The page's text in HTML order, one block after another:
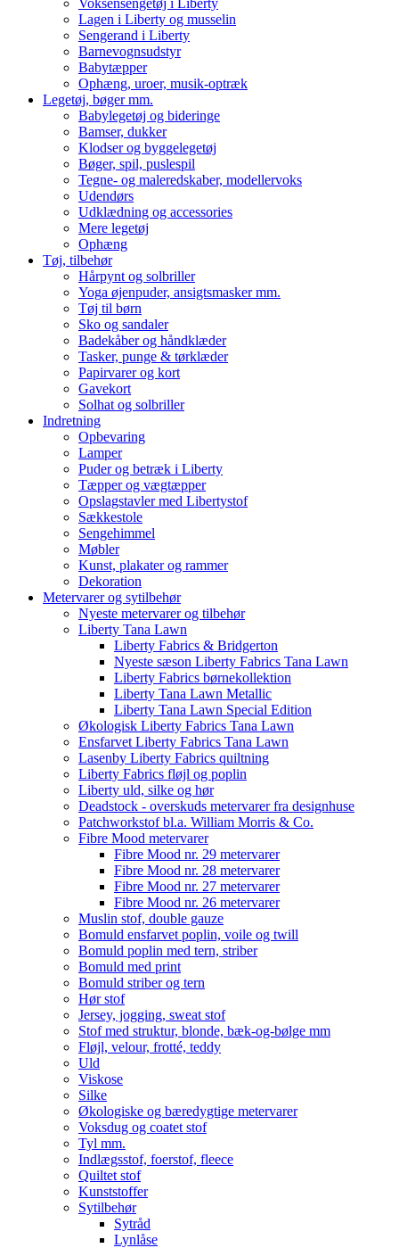
Voksensengetøj i Liberty
Lagen i Liberty og musselin
Sengerand i Liberty
Barnevognsudstyr
Babytæpper
Ophæng, uroer, musik-optræk
Legetøj, bøger mm.
Babylegetøj og bideringe
Bamser, dukker
Klodser og byggelegetøj
Bøger, spil, puslespil
Tegne- og maleredskaber, modellervoks
Udendørs
Udklædning og accessories
Mere legetøj
Ophæng
Tøj, tilbehør
Hårpynt og solbriller
Yoga øjenpuder, ansigtsmasker mm.
Tøj til børn
Sko og sandaler
Badekåber og håndklæder
Tasker, punge & tørklæder
Papirvarer og kort
Gavekort
Solhat og solbriller
Indretning
Opbevaring
Lamper
Puder og betræk i Liberty
Tæpper og vægtæpper
Opslagstavler med Libertystof
Sækkestole
Sengehimmel
Møbler
Kunst, plakater og rammer
Dekoration
Metervarer og sytilbehør
Nyeste metervarer og tilbehør
Liberty Tana Lawn
Liberty Fabrics & Bridgerton
Nyeste sæson Liberty Fabrics Tana Lawn
Liberty Fabrics børnekollektion
Liberty Tana Lawn Metallic
Liberty Tana Lawn Special Edition
Økologisk Liberty Fabrics Tana Lawn
Ensfarvet Liberty Fabrics Tana Lawn
Lasenby Liberty Fabrics quiltning
Liberty Fabrics fløjl og poplin
Liberty uld, silke og hør
Deadstock - overskuds metervarer fra designhuse
Patchworkstof bl.a. William Morris & Co.
Fibre Mood metervarer
Fibre Mood nr. 29 metervarer
Fibre Mood nr. 28 metervarer
Fibre Mood nr. 27 metervarer
Fibre Mood nr. 26 metervarer
Muslin stof, double gauze
Bomuld ensfarvet poplin, voile og twill
Bomuld poplin med tern, striber
Bomuld med print
Bomuld striber og tern
Hør stof
Jersey, jogging, sweat stof
Stof med struktur, blonde, bæk-og-bølge mm
Fløjl, velour, frotté, teddy
Uld
Viskose
Silke
Økologiske og bæredygtige metervarer
Voksdug og coatet stof
Tyl mm.
Indlægsstof, foerstof, fleece
Quiltet stof
Kunststoffer
Sytilbehør
Sytråd
Lynlåse